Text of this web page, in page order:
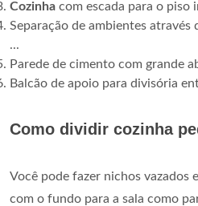
Cozinha com escada para o piso
Separação de ambientes através
...
Parede de cimento com grande
Balcão de apoio para divisória
Como dividir cozinha
Você pode fazer nichos vazados
com o fundo para a sala como